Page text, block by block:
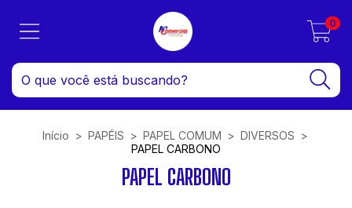
0
Início > PAPÉIS > PAPEL COMUM > DIVERSOS >
PAPEL CARBONO
PAPEL CARBONO